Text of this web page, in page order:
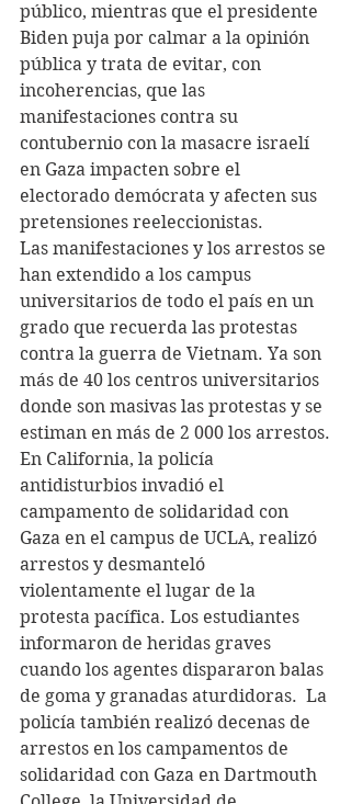
público, mientras que el presidente
Biden puja por calmar a la opinión
pública y trata de evitar, con
incoherencias, que las
manifestaciones contra su
contubernio con la masacre israelí
en Gaza impacten sobre el
electorado demócrata y afecten sus
pretensiones reeleccionistas.
Las manifestaciones y los arrestos se
han extendido a los campus
universitarios de todo el país en un
grado que recuerda las protestas
contra la guerra de Vietnam. Ya son
más de 40 los centros universitarios
donde son masivas las protestas y se
estiman en más de 2 000 los arrestos.
En California, la policía
antidisturbios invadió el
campamento de solidaridad con
Gaza en el campus de UCLA, realizó
arrestos y desmanteló
violentamente el lugar de la
protesta pacífica. Los estudiantes
informaron de heridas graves
cuando los agentes dispararon balas
de goma y granadas aturdidoras.  La
policía también realizó decenas de
arrestos en los campamentos de
solidaridad con Gaza en Dartmouth